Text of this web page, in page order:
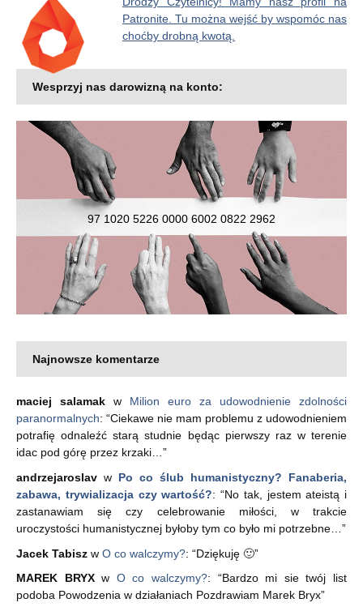
Patronite. Tu można wejść by wspomóc nas
choćby drobną kwotą.
Wesprzyj nas darowizną na konto:
97 1020 5226 0000 6002 0822 2962
Najnowsze komentarze
maciej salamak w Milion euro za udowodnienie zdolności
paranormalnych: “Ciekawe nie mam problemu z udowodnieniem
potrafię odnaleźć starą studnie będąc pierwszy raz w terenie
idac pod górę przez krzaki… ”
andrzejaroslav w Po co ślub humanistyczny? Fanaberia,
zabawa, trywializacja czy wartość?: “No tak, jestem ateistą i
zastanawiam się czy celebrowanie miłości, w trakcie
uroczystości humanistycznej byłoby tym co było mi potrzebne… ”
Jacek Tabisz w O co walczymy?: “Dziękuję 🙂”
MAREK BRYXw O co walczymy?: “Bardzo mi sie twój list
podoba Powodzenia w działaniach Pozdrawiam Marek Bryx”